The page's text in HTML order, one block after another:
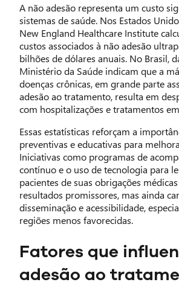
A não adesão representa um custo
sistemas de saúde. Nos Estados
New England Healthcare Institute
custos associados à não adesão
bilhões de dólares anuais. No Brasil,
Ministério da Saúde indicam que a
doenças crônicas, em grande parte
adesão ao tratamento, resulta em
com hospitalizações e tratamentos
Essas estatísticas reforçam a
preventivas e educativas para
Iniciativas como programas de
contínuo e o uso de tecnologia para
pacientes de suas obrigações
resultados promissores, mas ainda
disseminação e acessibilidade,
regiões menos favorecidas.
Fatores que
adesão ao